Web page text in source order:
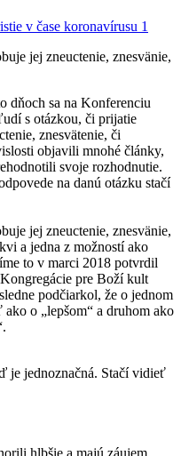
jej zneuctenie, znesvänie,
dňoch sa na Konferenciu
s otázkou, či prijatie
znesvätenie, či
objavili mnohé články,
svoje rozhodnutie.
na danú otázku stačí
jej zneuctenie, znesvänie,
a jedna z možností ako
to v marci 2018 potvrdil
pre Boží kult
podčiarkol, že o jednom
o „lepšom“ a druhom ako
je jednoznačná. Stačí vidieť
hlbšie a majú záujem